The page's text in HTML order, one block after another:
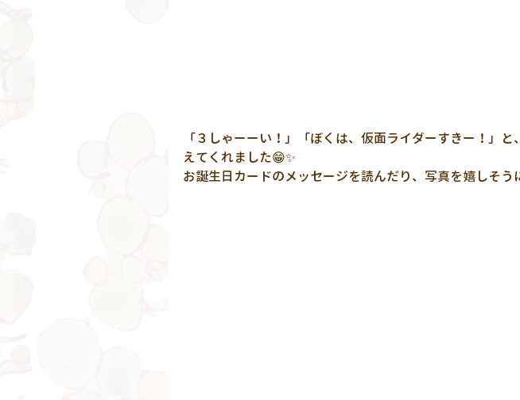
「３しゃーーい！」「ぼくは、仮面ライダーすきー！」
えてくれました😁✨
お誕生日カードのメッセージを読んだり、写真を嬉しそう